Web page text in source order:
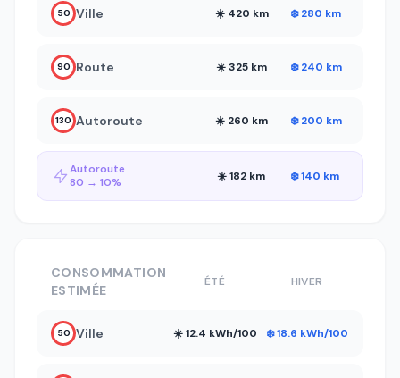
50 Ville ☀️ 420 km ❄️ 280 km
90 Route ☀️ 325 km ❄️ 240 km
130 Autoroute ☀️ 260 km ❄️ 200 km
Autoroute
80 → 10%
☀️ 182 km ❄️ 140 km
CONSOMMATION
ESTIMÉE
ÉTÉ HIVER
50 Ville ☀️ 12.4 kWh/100 ❄️ 18.6 kWh/100